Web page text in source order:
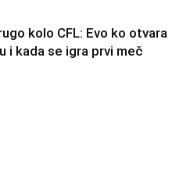
kolo CFL: Evo ko otvara
i kada se igra prvi meč